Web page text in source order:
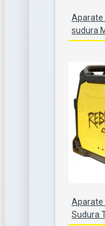
Aparate
sudura
Aparate
Sudura